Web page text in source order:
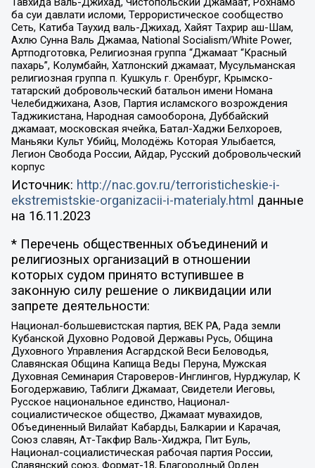
ба суи давлати исломи, Террористическое сообщество
Сеть, Катиба Таухид валь-Джихад, Хайят Тахрир аш-Шам,
Ахлю Сунна Валь Джамаа, National Socialism/White Power,
Артподготовка, Религиозная группа “Джамаат “Красный
пахарь”, Колумбайн, Хатлонский джамаат, Мусульманская
религиозная группа п. Кушкуль г. Оренбург, Крымско-
татарский добровольческий батальон имени Номана
Челебиджихана, Азов, Партия исламского возрождения
Таджикистана, Народная самооборона, Дуббайский
джамаат, московская ячейка, Батал-Хаджи Белхороев,
Маньяки Культ Убийц, Молодёжь Которая Улыбается,
Легион Свобода России, Айдар, Русский добровольческий
корпус
Источник: http://nac.gov.ru/terroristicheskie-i-
ekstremistskie-organizacii-i-materialy.html данные
на 16.11.2023
* Перечень общественных объединений и
религиозных организаций в отношении
которых судом принято вступившее в
законную силу решение о ликвидации или
запрете деятельности:
Национал-большевистская партия, ВЕК РА, Рада земли
Кубанской Духовно Родовой Державы Русь, Община
Духовного Управления Асгардской Веси Беловодья,
Славянская Община Капища Веды Перуна, Мужская
Духовная Семинария Староверов-Инглингов, Нурджулар, К
Богодержавию, Таблиги Джамаат, Свидетели Иеговы,
Русское национальное единство, Национал-
социалистическое общество, Джамаат мувахидов,
Объединенный Вилайат Кабарды, Балкарии и Карачая,
Союз славян, Ат-Такфир Валь-Хиджра, Пит Буль,
Национал-социалистическая рабочая партия России,
Славянский союз, Формат-18, Благородный Орден